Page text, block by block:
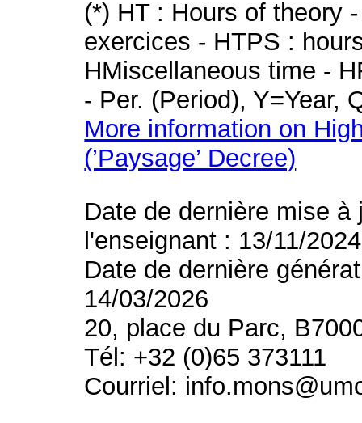
(*) HT : Hours of theory
exercices - HTPS :
HMiscellaneous time -
- Per. (Period), Y=Year,
More information on
(’Paysage’ Decree)
Date de dernière mise
l'enseignant : 13/11/2024
Date de dernière
14/03/2026
20, place du Parc,
Tél: +32 (0)65 373111
Courriel: